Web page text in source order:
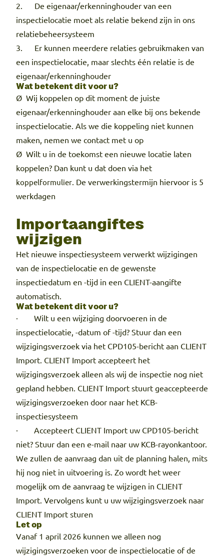
2. De eigenaar/erkenninghouder van een
inspectielocatie moet als relatie bekend zijn in ons
relatiebeheersysteem
3. Er kunnen meerdere relaties gebruikmaken van
een inspectielocatie, maar slechts één relatie is de
eigenaar/erkenninghouder
Wat betekent dit voor u?
Ø Wij koppelen op dit moment de juiste
eigenaar/erkenninghouder aan elke bij ons bekende
inspectielocatie. Als we die koppeling niet kunnen
maken, nemen we contact met u op
Ø Wilt u in de toekomst een nieuwe locatie laten
koppelen? Dan kunt u dat doen via het
koppelformulier. De verwerkingstermijn hiervoor is 5
werkdagen
Importaangiftes
wijzigen
Het nieuwe inspectiesysteem verwerkt wijzigingen
van de inspectielocatie en de gewenste
inspectiedatum en -tijd in een CLIENT-aangifte
automatisch.
Wat betekent dit voor u?
· Wilt u een wijziging doorvoeren in de
inspectielocatie, -datum of -tijd? Stuur dan een
wijzigingsverzoek via het CPD105-bericht aan CLIENT
Import. CLIENT Import accepteert het
wijzigingsverzoek alleen als wij de inspectie nog niet
gepland hebben. CLIENT Import stuurt geaccepteerde
wijzigingsverzoeken door naar het KCB-
inspectiesysteem
· Accepteert CLIENT Import uw CPD105-bericht
niet? Stuur dan een e-mail naar uw KCB-rayonkantoor.
We zullen de aanvraag dan uit de planning halen, mits
hij nog niet in uitvoering is. Zo wordt het weer
mogelijk om de aanvraag te wijzigen in CLIENT
Import. Vervolgens kunt u uw wijzigingsverzoek naar
CLIENT Import sturen
Let op
Vanaf 1 april 2026 kunnen we alleen nog
wijzigingsverzoeken voor de inspectielocatie of de